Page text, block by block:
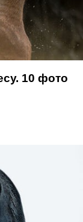
10 фото